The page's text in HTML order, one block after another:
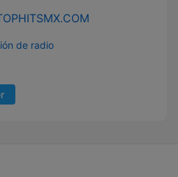
de radio